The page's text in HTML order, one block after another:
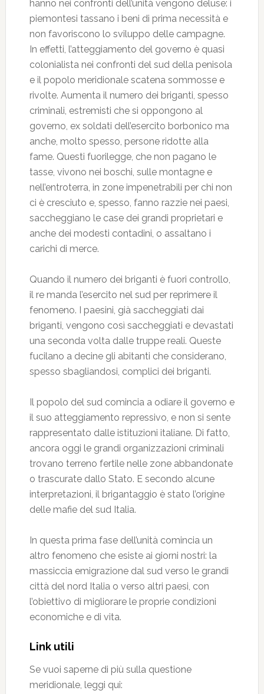
hanno nei confronti dell’unità vengono deluse: i
piemontesi tassano i beni di prima necessità e
non favoriscono lo sviluppo delle campagne.
In effetti, l’atteggiamento del governo è quasi
colonialista nei confronti del sud della penisola
e il popolo meridionale scatena sommosse e
rivolte. Aumenta il numero dei briganti, spesso
criminali, estremisti che si oppongono al
governo, ex soldati dell’esercito borbonico ma
anche, molto spesso, persone ridotte alla
fame. Questi fuorilegge, che non pagano le
tasse, vivono nei boschi, sulle montagne e
nell’entroterra, in zone impenetrabili per chi non
ci è cresciuto e, spesso, fanno razzie nei paesi,
saccheggiano le case dei grandi proprietari e
anche dei modesti contadini, o assaltano i
carichi di merce.
Quando il numero dei briganti è fuori controllo,
il re manda l’esercito nel sud per reprimere il
fenomeno. I paesini, già saccheggiati dai
briganti, vengono così saccheggiati e devastati
una seconda volta dalle truppe reali. Queste
fucilano a decine gli abitanti che considerano,
spesso sbagliandosi, complici dei briganti.
Il popolo del sud comincia a odiare il governo e
il suo atteggiamento repressivo, e non si sente
rappresentato dalle istituzioni italiane. Di fatto,
ancora oggi le grandi organizzazioni criminali
trovano terreno fertile nelle zone abbandonate
o trascurate dallo Stato. E secondo alcune
interpretazioni, il brigantaggio è stato l’origine
delle mafie del sud Italia.
In questa prima fase dell’unità comincia un
altro fenomeno che esiste ai giorni nostri: la
massiccia emigrazione dal sud verso le grandi
città del nord Italia o verso altri paesi, con
l’obiettivo di migliorare le proprie condizioni
economiche e di vita.
Link utili
Se vuoi saperne di più sulla questione
meridionale, leggi qui: